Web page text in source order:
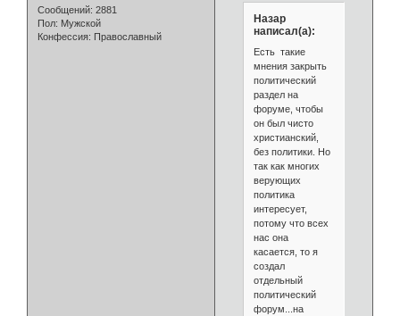
Сообщений: 2881
Пол: Мужской
Конфессия: Православный
Назар
написал(а):
Есть такие
мнения закрыть
политический
раздел на
форуме, чтобы
он был чисто
христианский,
без политики. Но
так как многих
верующих
политика
интересует,
потому что всех
нас она
касается, то я
создал
отдельный
политический
форум...на